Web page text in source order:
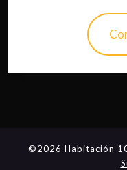
©2026 Habitación